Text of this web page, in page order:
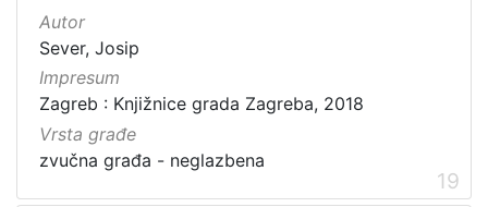
Autor
Sever, Josip
Impresum
Zagreb : Knjižnice grada Zagreba, 2018
Vrsta građe
zvučna građa - neglazbena
19